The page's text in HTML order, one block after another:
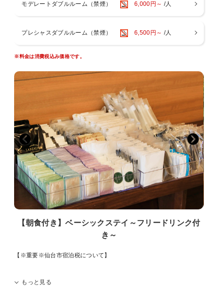
い。
めご了承くださいませ。
※交通セットのご予約は、ご予約料金に宿泊税が含まれていない場合
[ プラン内容 ]
シンプルな当館人気の素泊まりプラン！
こちらのプランは、朝食なしの素泊まりプランでございます。
フロントにて2,100円で朝食券を販売しております。
混雑状況によっては、朝食の追加を承っていないお日にちもございま
すので、予めご了承くださいませ。
モデレートダブルルーム（禁煙） 6,000円～ /人
プレシャスダブルルーム（禁煙） 6,500円～ /人
※料金は消費税込み価格です。
【朝食付き】ベーシックステイ～フリードリンク付
き～
【※重要※仙台市宿泊税について】
6,000円以上(素泊まり･税抜き)の宿泊の場合、300円の宿泊税を別途
もっと見る